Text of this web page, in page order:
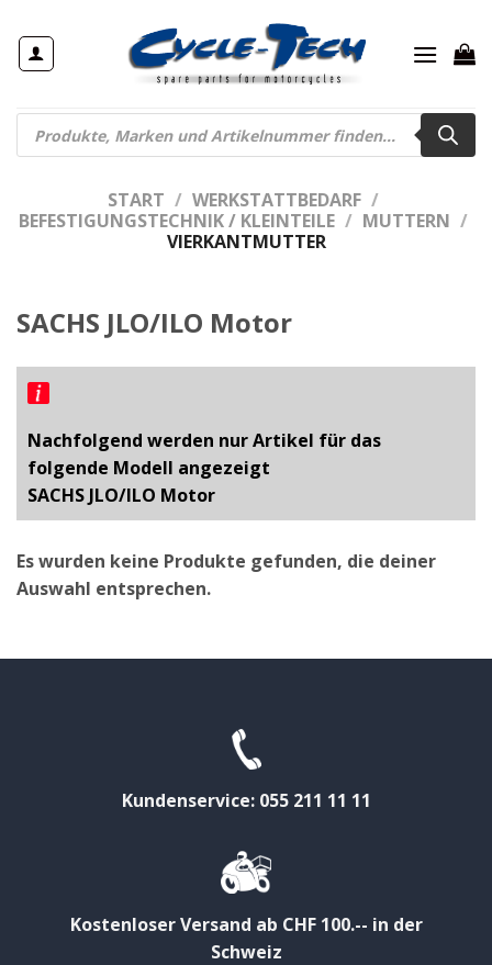
Inhalt
springen
Products
search
START / WERKSTATTBEDARF /
BEFESTIGUNGSTECHNIK / KLEINTEILE / MUTTERN /
VIERKANTMUTTER
SACHS JLO/ILO Motor
Nachfolgend werden nur Artikel für das
folgende Modell angezeigt
SACHS JLO/ILO Motor
Es wurden keine Produkte gefunden, die deiner
Auswahl entsprechen.
Kundenservice: 055 211 11 11
Kostenloser Versand ab CHF 100.-- in der
Schweiz